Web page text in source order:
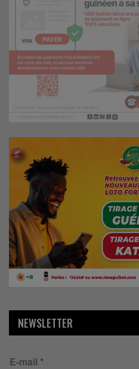
NEWSLETTER
E-mail *